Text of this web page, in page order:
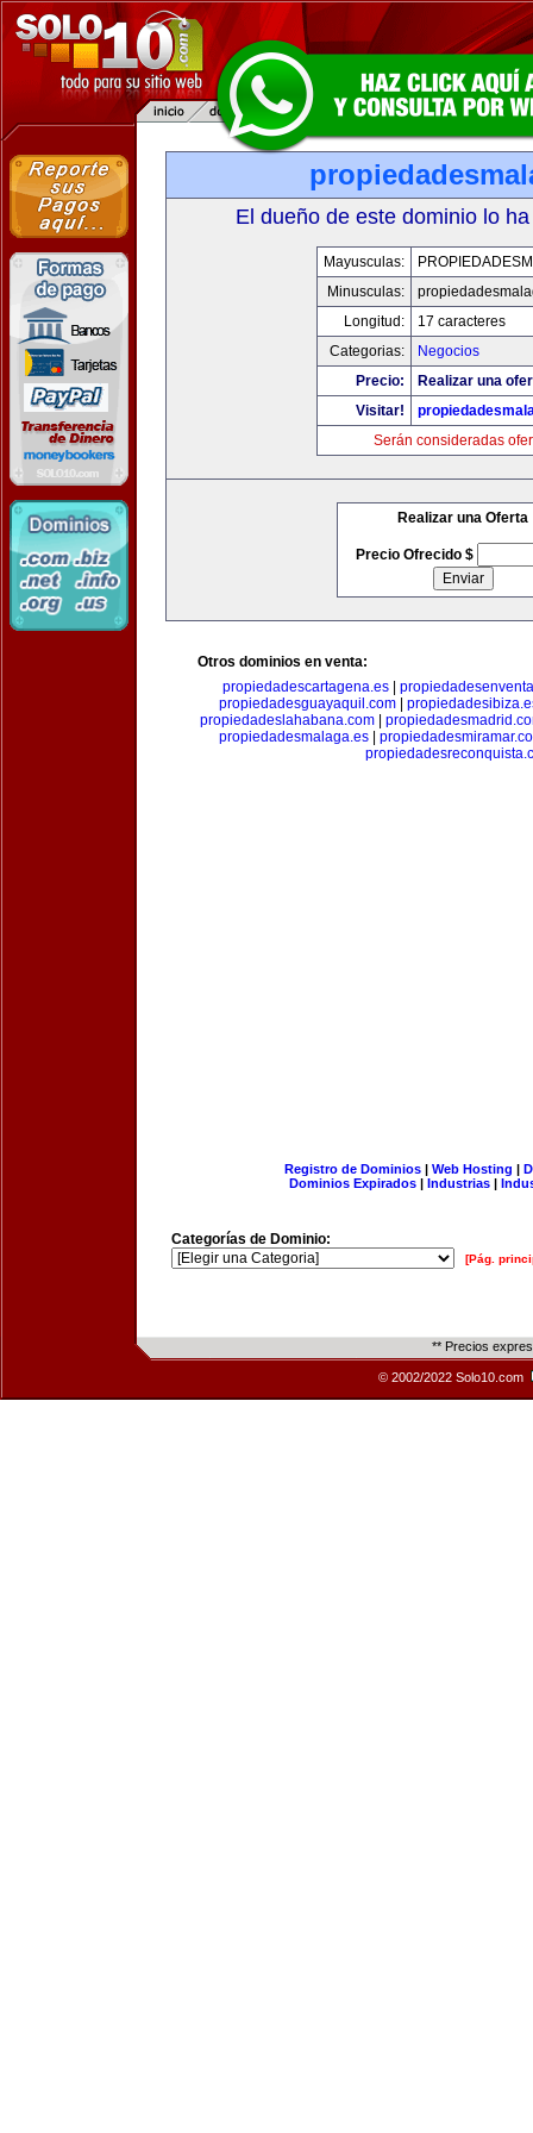
El dueño de este dominio lo
Mayusculas:
Minusculas:
Longitud:
17 caracteres
Categorias:
Negocios
Precio:
Realizar una
Visitar!
Serán consideradas
Realizar una Oferta
Precio Ofrecido $
Otros dominios en venta:
propiedadescartagena.es|
propiedadesguayaquil.com
propiedadeslahabana.com|
propiedadesmalaga.es|
Registro de Dominios| Web Hosting |
Dominios Expirados | Industrias |
Categorías de Dominio:
[Pág.
** Precios
© 2002/2022 Solo10.com